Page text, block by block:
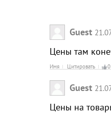
Guest
Цены там
Имя Цитировать 0
Guest
Цены на